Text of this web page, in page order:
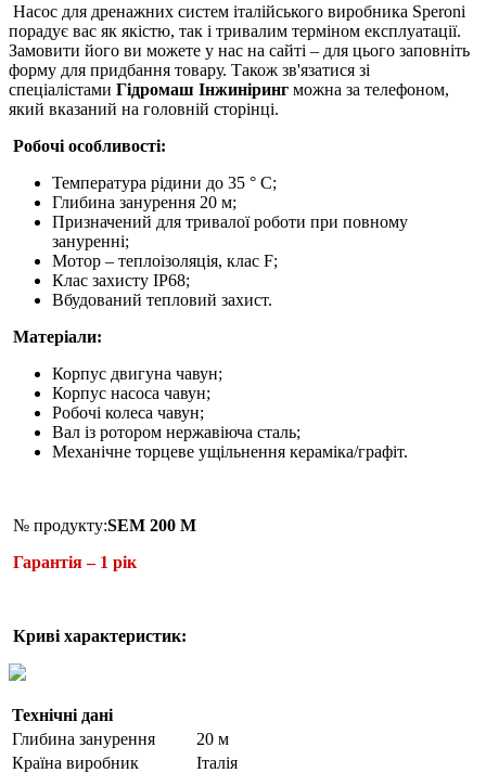
Насос для дренажних систем італійського виробника Speroni
порадує вас як якістю, так і тривалим терміном експлуатації.
Замовити його ви можете у нас на сайті – для цього заповніть
форму для придбання товару. Також зв'язатися зі
спеціалістами Гідромаш Інжиніринг можна за телефоном,
який вказаний на головній сторінці.
Робочі особливості:
Температура рідини до 35 ° С;
Глибина занурення 20 м;
Призначений для тривалої роботи при повному
зануренні;
Мотор – теплоізоляція, клас F;
Клас захисту IP68;
Вбудований тепловий захист.
Матеріали:
Корпус двигуна чавун;
Корпус насоса чавун;
Робочі колеса чавун;
Вал із ротором нержавіюча сталь;
Механічне торцеве ущільнення кераміка/графіт.
№ продукту:SEM 200 M
Гарантія – 1 рік
Криві характеристик:
Технічні дані
Глибина занурення
20 м
Країна виробник
Італія